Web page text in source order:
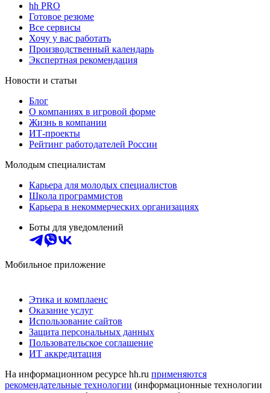
hh PRO
Готовое резюме
Все сервисы
Хочу у вас работать
Производственный календарь
Экспертная рекомендация
Новости и статьи
Блог
О компаниях в игровой форме
Жизнь в компании
ИТ-проекты
Рейтинг работодателей России
Молодым специалистам
Карьера для молодых специалистов
Школа программистов
Карьера в некоммерческих организациях
Боты для уведомлений
Мобильное приложение
Этика и комплаенс
Оказание услуг
Использование сайтов
Защита персональных данных
Пользовательское соглашение
ИТ аккредитация
На информационном ресурсе hh.ru применяются
рекомендательные технологии (информационные технологии